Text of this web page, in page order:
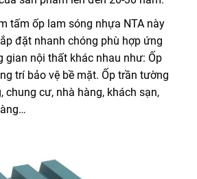
tấm ốp lam sóng nhựa NTA này
đặt nhanh chóng phù hợp ứng
gian nội thất khác nhau như: Ốp
trí bảo vệ bề mặt. Ốp trần tường
chung cư, nhà hàng, khách sạn,